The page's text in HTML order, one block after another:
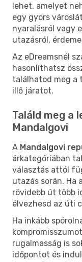
lehet, amelyet
egy gyors
nyaralásról vagy
utazásról,
Az eDreamsnél
hasonlíthatsz
találhatod meg a
illő járatot.
Találd meg a
Mandalgovi
A Mandalgovi
árkategóriában
választás attól
utazás során. Ha
rövidebb út több
élvezhesd az úti
Ha inkább
rugalmasság is
időpontot és